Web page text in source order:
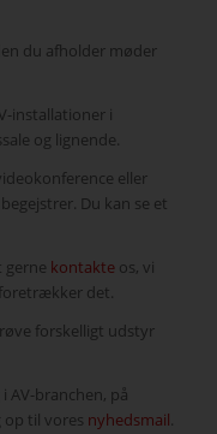
du afholder møder
installationer i
og lignende.
eller
Du kan se et
gerne kontakteos, vi
det.
forskelligt udstyr
AV-branchen, på
til vores nyhedsmail.